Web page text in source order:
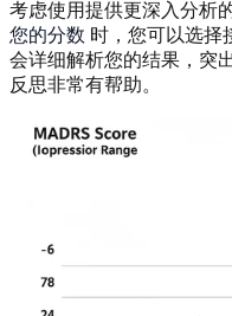
考虑使用提供更深入分析
您的分数 时，您可以选择
会详细解析您的结果，突
反思非常有帮助。